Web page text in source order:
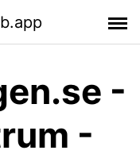
-
-